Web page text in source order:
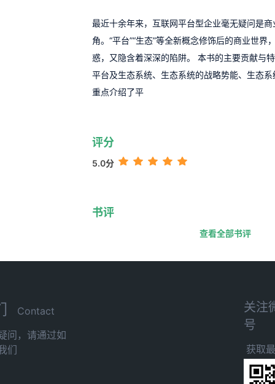
最近十余年来，互联网平台型企业毫无疑问是
角。“平台”“生态”等全新概念修饰后的商业世界
惑，又隐含着深深的陷阱。 本书的主要贡献与
平台及生态系统、生态系统的战略势能、生态
重点介绍了平
评分
5.0分
书评
查看全部书评
Contact
问，请通过如
们
关注
号
获取